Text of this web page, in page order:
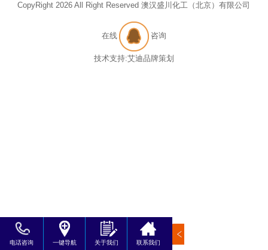
CopyRight 2026 All Right Reserved 澳汉盛川化工（北京）有限公司
在线 咨询
技术支持:艾迪品牌策划
电话咨询 一键导航 关于我们 联系我们